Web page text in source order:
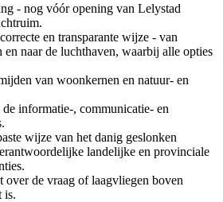
- nog vóór opening van Lelystad
en transparante wijze - van
en naar de luchthaven, waarbij alle opties
van woonkernen en natuur- en
informatie-, communicatie- en
wijze van het danig geslonken
landelijke en provinciale
over de vraag of laagvliegen boven
is.